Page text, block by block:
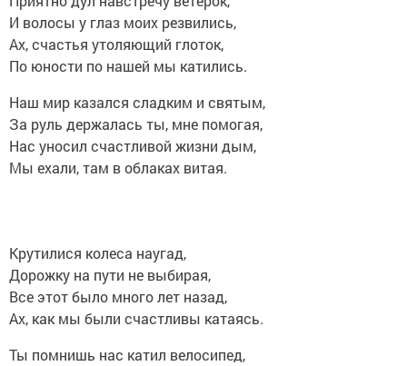
И волосы у глаз моих резвились,
Ах, счастья утоляющий глоток,
По юности по нашей мы катились.
Наш мир казался сладким и святым,
За руль держалась ты, мне помогая,
Нас уносил счастливой жизни дым,
Мы ехали, там в облаках витая.
Крутилися колеса наугад,
Дорожку на пути не выбирая,
Все этот было много лет назад,
Ах, как мы были счастливы катаясь.
Ты помнишь нас катил велосипед,